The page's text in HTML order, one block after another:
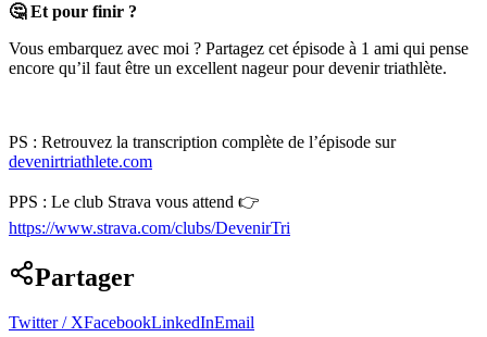
🤔 Et pour finir ?
Vous embarquez avec moi ? Partagez cet épisode à 1 ami qui pense
encore qu’il faut être un excellent nageur pour devenir triathlète.
PS : Retrouvez la transcription complète de l’épisode sur
⁠⁠devenirtriathlete.com⁠⁠
PPS : Le club Strava vous attend 👉
⁠⁠⁠⁠⁠⁠⁠⁠https://www.strava.com/clubs/DevenirTri⁠
Partager
Twitter / XFacebookLinkedInEmail